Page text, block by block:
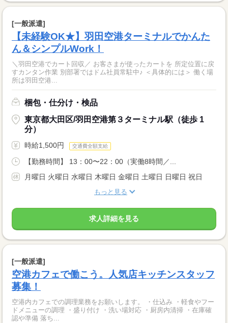
[一般派遣]
【未経験OK★】羽田空港ターミナルでかんた
ん＆シンプルWork！
＼羽田空港でカート回収／ お客さまが使ったカートを 所定位置に戻
すカンタン作業 別部署ではドム社員常駐中♪ ＜具体的には＞ 働く場
所は羽田空港...
梱包・仕分け・検品
東京都大田区/羽田空港第３ターミナル駅（徒歩 1
分）
時給1,500円 交通費全額支給
【勤務時間】 13：00〜22：00（実働8時間／...
月曜日 火曜日 水曜日 木曜日 金曜日 土曜日 日曜日 祝日
もっと見る
求人詳細を見る
[一般派遣]
空港カフェで働こう。人気店キッチンスタッフ
募集！
空港内カフェでの調理業務をお願いします。 ・仕込み ・軽食やフー
ドメニューの調理 ・盛り付け ・洗い場対応 ・厨房内清掃 ・在庫確
認や準備 落ち...